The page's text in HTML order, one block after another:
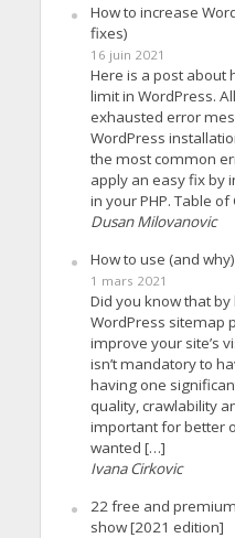
How to increase
fixes)
16 juin 2021
Here is a post about
limit in WordPress.
exhausted error
WordPress
the most common
apply an easy fix by
in your PHP. Table
Dusan Milovanovic
How to use (and
1 mars 2021
Did you know that
WordPress sitemap
improve your site’s
isn’t mandatory to
having one
quality, crawlability
important for better
wanted […]
Ivana Cirkovic
22 free and
show [2021 edition]